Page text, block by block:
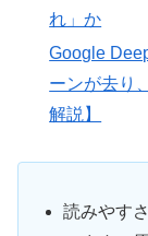
れ」か
Google
ーンが去り
解説】
読みやす